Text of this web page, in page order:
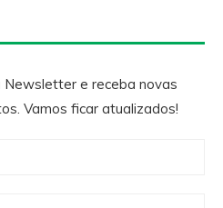
Newsletter e receba novas
Vamos ficar atualizados!